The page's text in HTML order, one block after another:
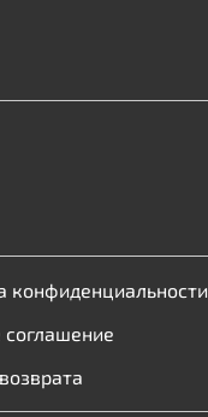
конфиденциальности
соглашение